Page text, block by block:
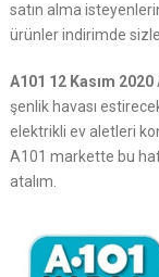
satın alma
ürünler indirimde
A101 12 Kasım 2020
şenlik havası
elektrikli ev aletleri
A101 markette bu
atalım.